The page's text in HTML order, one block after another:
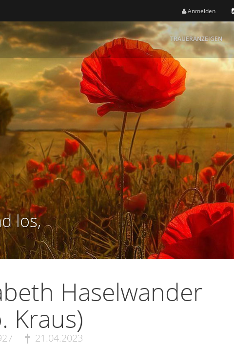
Anmelden
TRAUERANZEIGEN
los,
Haselwander
Kraus)
21.04.2023